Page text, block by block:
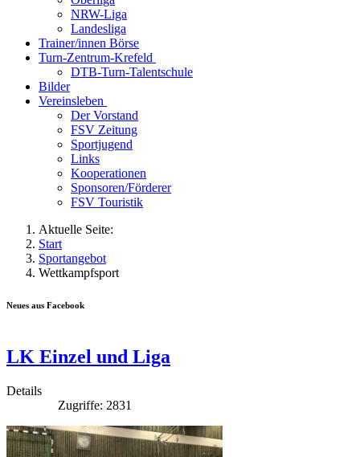
NRW-Liga
Landesliga
Trainer/innen Börse
Turn-Zentrum-Krefeld
DTB-Turn-Talentschule
Bilder
Vereinsleben
Der Vorstand
FSV Zeitung
Sportjugend
Links
Kooperationen
Sponsoren/Förderer
FSV Touristik
Aktuelle Seite:
Start
Sportangebot
Wettkampfsport
Neues aus Facebook
LK Einzel und Liga
Details
Zugriffe: 2831